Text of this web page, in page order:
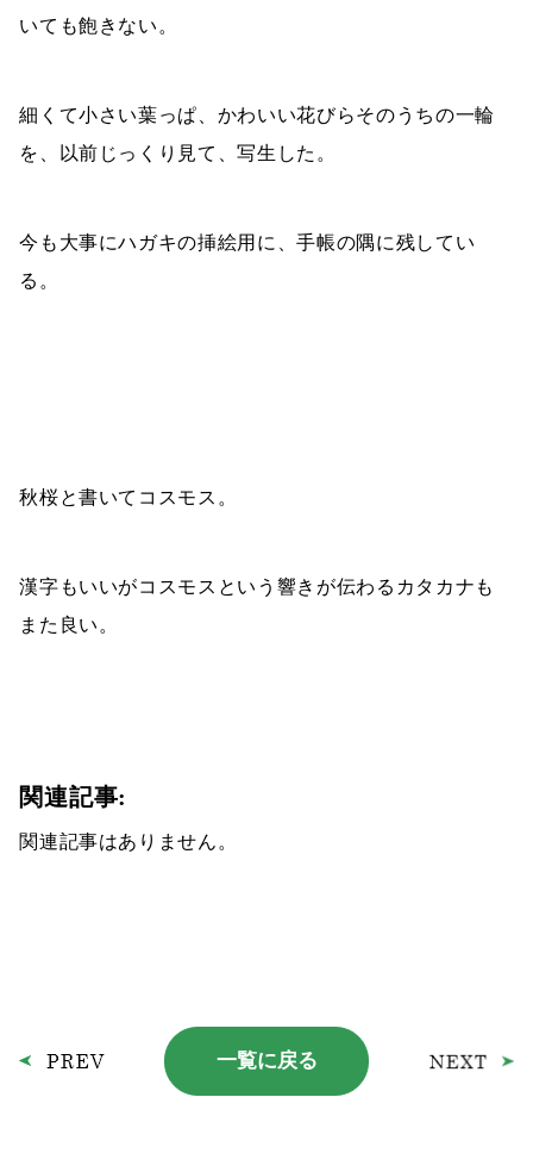
いても飽きない。
細くて小さい葉っぱ、かわいい花びらそのうちの一輪
を、以前じっくり見て、写生した。
今も大事にハガキの挿絵用に、手帳の隅に残してい
る。
秋桜と書いてコスモス。
漢字もいいがコスモスという響きが伝わるカタカナも
また良い。
関連記事:
関連記事はありません。
一覧に戻る